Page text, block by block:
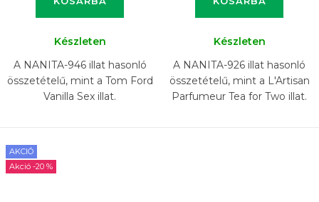
Készleten
A NANITA-946 illat hasonló
összetételű, mint a Tom Ford
Vanilla Sex illat.
Készleten
A NANITA-926 illat hasonló
összetételű, mint a L'Artisan
Parfumeur Tea for Two illat.
AKCIÓ
-20 %